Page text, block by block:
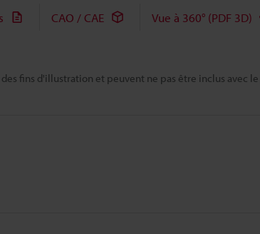
fins d'illustration et peuvent ne pas être inclus avec
CAO / CAE Vue à 360° (PDF 3D)